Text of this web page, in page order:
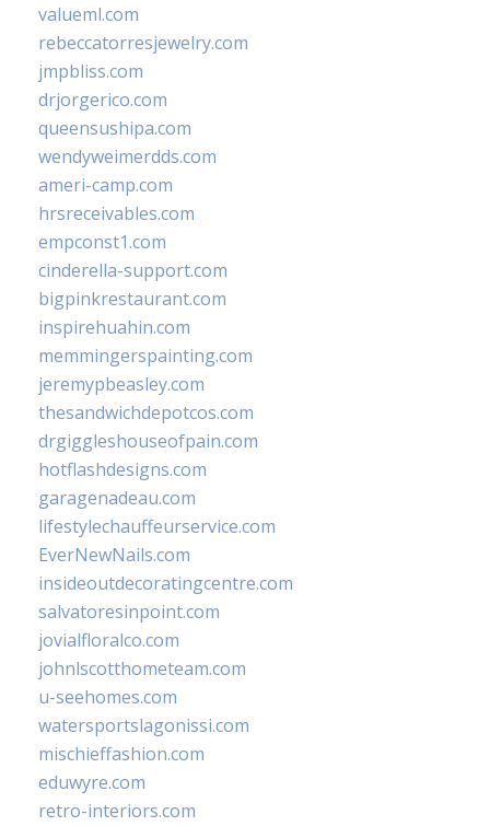
valueml.com
rebeccatorresjewelry.com
jmpbliss.com
drjorgerico.com
queensushipa.com
wendyweimerdds.com
ameri-camp.com
hrsreceivables.com
empconst1.com
cinderella-support.com
bigpinkrestaurant.com
inspirehuahin.com
memmingerspainting.com
jeremypbeasley.com
thesandwichdepotcos.com
drgiggleshouseofpain.com
hotflashdesigns.com
garagenadeau.com
lifestylechauffeurservice.com
EverNewNails.com
insideoutdecoratingcentre.com
salvatoresinpoint.com
jovialfloralco.com
johnlscotthometeam.com
u-seehomes.com
watersportslagonissi.com
mischieffashion.com
eduwyre.com
retro-interiors.com